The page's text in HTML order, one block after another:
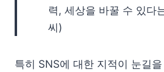
력, 세상을 바꿀 수 있다
씨)
특히 SNS에 대한 지적이 눈길